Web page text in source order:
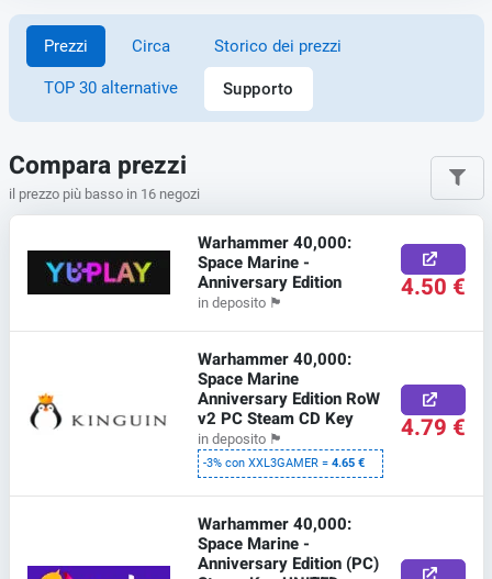
Prezzi Circa Storico dei prezzi
TOP 30 alternative Supporto
Compara prezzi
il prezzo più basso in 16 negozi
Warhammer 40,000:
Space Marine -
Anniversary Edition
in deposito 🏴 4.50 €
Warhammer 40,000:
Space Marine
Anniversary Edition RoW
v2 PC Steam CD Key
in deposito 🏴
-3% con XXL3GAMER =4.65 €
4.79 €
Warhammer 40,000:
Space Marine -
Anniversary Edition (PC)